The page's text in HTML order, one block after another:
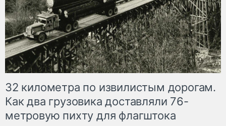
32 километра по извилистым дорогам.
Как два грузовика доставляли 76-
метровую пихту для флагштока